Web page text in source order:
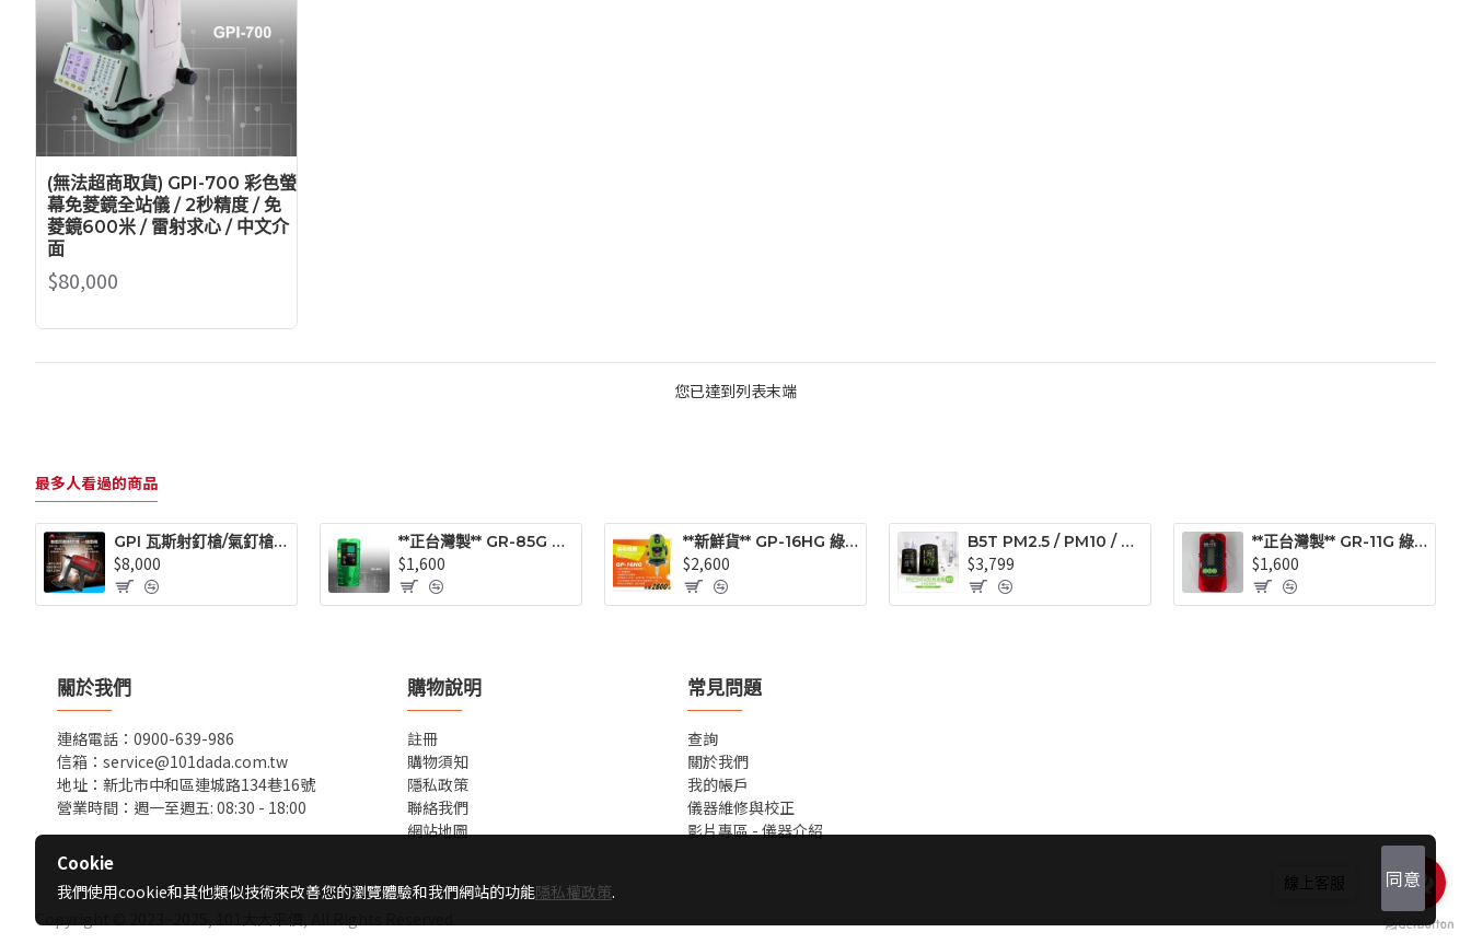
(無法超商取貨) GPI-700 彩色螢
幕免菱鏡全站儀 / 2秒精度 / 免
菱鏡600米 / 雷射求心 / 中文介
面
$80,000
您已達到列表末端
最多人看過的商品
GPI 瓦斯射釘槍/氣釘槍/擊釘槍/(買槍.送1000枚釘+1瓶瓦斯罐)(不可超商取貨)
$8,000
**正台灣製** GR-85G 全頻段綠光用接收器(雷射水平儀專用)
$1,600
**新鮮貨** GP-16HG 綠光十字線(1V1H) 雷射水平儀 / 標線儀 (戶外使用清晰可見)
$2,600
B5T PM2.5 / PM10 / TVOC大螢幕空氣檢測儀 - 懸浮微粒、總揮發性有機化合物、甲醛類 、空氣品質監測
$3,799
**正台灣製** GR-11G 綠光用接收器(旋轉雷射專用)
$1,600
關於我們
連絡電話：0900-639-986
信箱：service@101dada.com.tw
地址：新北市中和區連城路134巷16號
營業時間：週一至週五: 08:30 - 18:00
購物說明
註冊
購物須知
隱私政策
聯絡我們
網站地圖
常見問題
查詢
關於我們
我的帳戶
儀器維修與校正
影片專區 - 儀器介紹
Copyright © 2023~2025, 101大大平價, All Rights Reserved
同意
Cookie
我們使用cookie和其他類似技術來改善您的瀏覽體驗和我們網站的功能隱私權政策. 線上客服